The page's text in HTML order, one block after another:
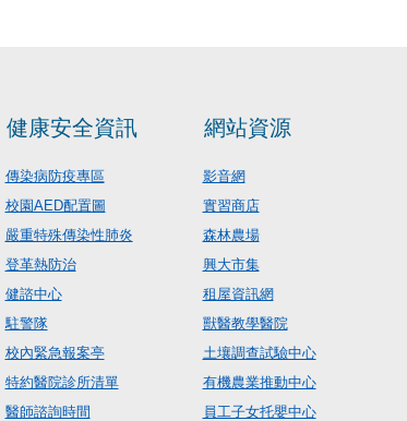
健康安全資訊
傳染病防疫專區
校園AED配置圖
嚴重特殊傳染性肺炎
登革熱防治
健諮中心
駐警隊
校內緊急報案亭
特約醫院診所清單
醫師諮詢時間
網站資源
影音網
實習商店
森林農場
興大市集
租屋資訊網
獸醫教學醫院
土壤調查試驗中心
有機農業推動中心
員工子女托嬰中心